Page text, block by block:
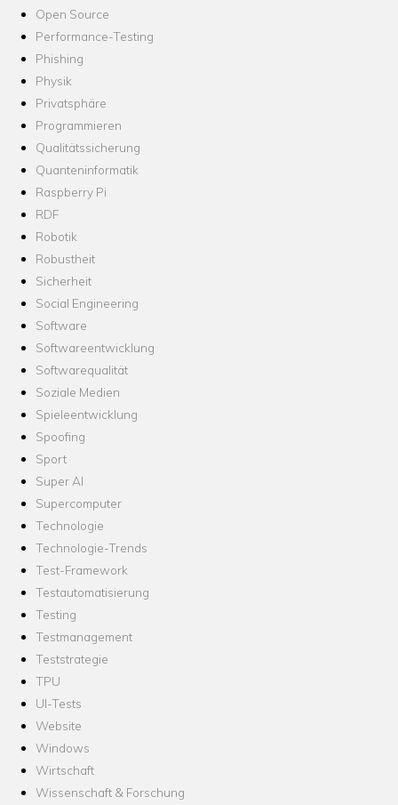
Open Source
Performance-Testing
Phishing
Physik
Privatsphäre
Programmieren
Qualitätssicherung
Quanteninformatik
Raspberry Pi
RDF
Robotik
Robustheit
Sicherheit
Social Engineering
Software
Softwareentwicklung
Softwarequalität
Soziale Medien
Spieleentwicklung
Spoofing
Sport
Super AI
Supercomputer
Technologie
Technologie-Trends
Test-Framework
Testautomatisierung
Testing
Testmanagement
Teststrategie
TPU
UI-Tests
Website
Windows
Wirtschaft
Wissenschaft & Forschung